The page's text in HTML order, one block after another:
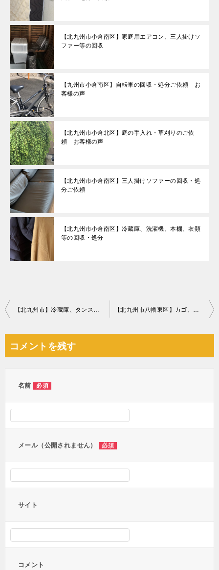
【北九州市小倉南区】家庭用エアコン、三人掛けソ
ファー等の回収
【九州市小倉南区】自転車の回収・処分ご依頼 お
客様の声
【北九州市小倉北区】庭の手入れ・草刈りのご依
頼 お客様の声
【北九州市小倉南区】三人掛けソファーの回収・処
分ご依頼
【北九州市小倉南区】冷蔵庫、洗濯機、本棚、衣類
等の回収・処分
投
ビ
【北九州市】冷蔵庫、タンス、ガラステーブル、布団等の回収・処分 【北九州市八幡東区】カゴ、ダンボール等の回収・処分ご依頼
コメントを残す
名前 必須
メール（公開されません） 必須
サイト
コメント